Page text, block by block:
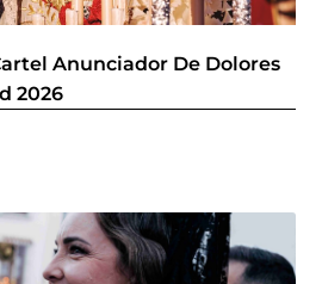
Anunciador De Dolores
2026